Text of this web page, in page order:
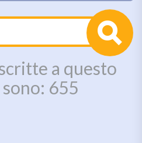
a questo
655